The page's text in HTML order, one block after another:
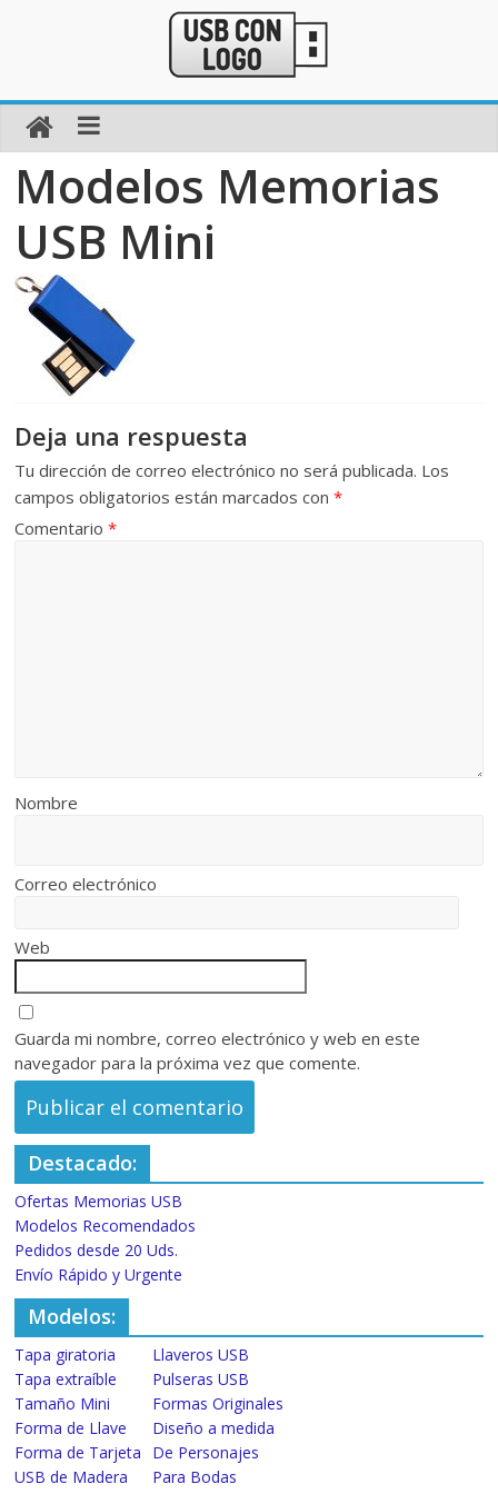
Modelos Memorias
USB Mini
Deja una respuesta
Tu dirección de correo electrónico no será publicada. Los
campos obligatorios están marcados con*
Comentario*
Nombre
Correo electrónico
Web
Guarda mi nombre, correo electrónico y web en este
navegador para la próxima vez que comente.
Destacado:
Ofertas Memorias USB
Modelos Recomendados
Pedidos desde 20 Uds.
Envío Rápido y Urgente
Modelos:
Tapa giratoria
Tapa extraíble
Tamaño Mini
Forma de Llave
Forma de Tarjeta
USB de Madera
Llaveros USB
Pulseras USB
Formas Originales
Diseño a medida
De Personajes
Para Bodas